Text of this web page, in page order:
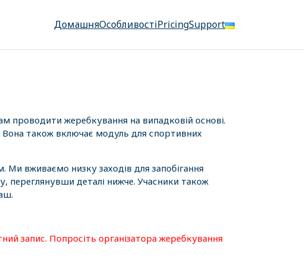
ДомашняОсобливостіPricingSupport
проводити жеребкування на випадковій основі.
Вона також включає модуль для спортивних
Ми вживаємо низку заходів для запобігання
переглянувши деталі нижче. Учасники також
запис. Попросіть організатора жеребкування